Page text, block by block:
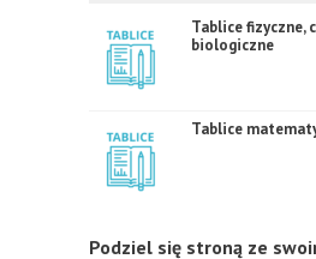
Tablice fizyczne,
biologiczne
Tablice
Podziel się stroną ze